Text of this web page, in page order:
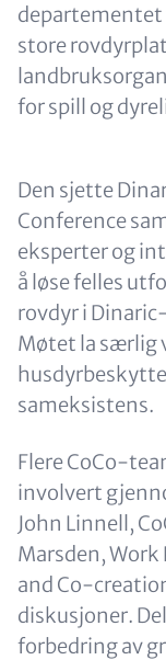
departementet
store
for spill og
Content
Den sjette
Conference
eksperter og
å løse felles
rovdyr i
Møtet la særlig
sameksistens.
Flere CoCo-
involvert
John Linnell,
Marsden, Work
and Co-
diskusjoner.
forbedring av